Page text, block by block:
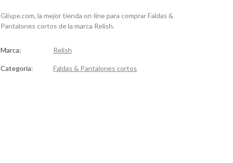
Glispe.com, la mejor tienda on-line para comprar Faldas &
Pantalones cortos de la marca Relish.
Marca: Relish
Categoría: Faldas & Pantalones cortos